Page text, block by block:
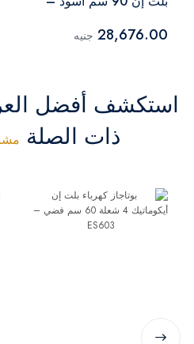
28,676.00 جنيه
استكشف أفضل
ذات الصلة